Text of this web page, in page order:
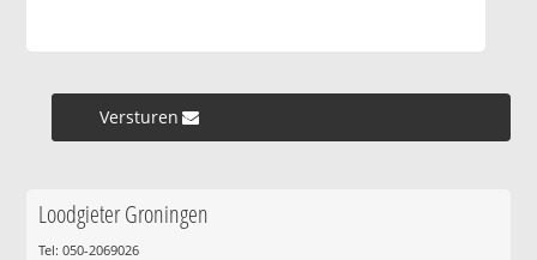
Versturen »
Loodgieter Groningen
Tel: 050-2069026